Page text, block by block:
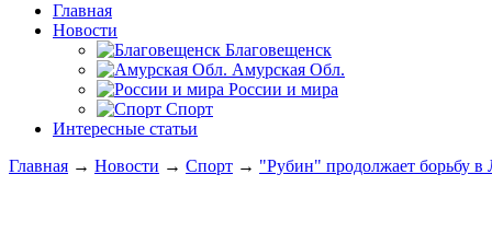
Главная
Новости
Благовещенск
Амурская Обл.
России и мира
Спорт
Интересные статьи
Главная → Новости → Спорт → "Рубин" продолжает борьбу